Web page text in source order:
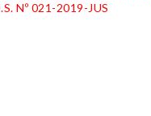
Nº 021-2019-JUS